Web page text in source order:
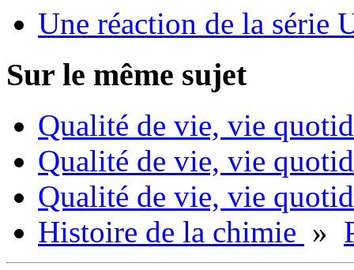
Une réaction de la série
Sur le même sujet
Qualité de vie, vie
Qualité de vie, vie
Qualité de vie, vie
Histoire de la chimie »